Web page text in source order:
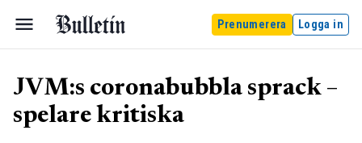
Prenumerera Logga in
JVM:s coronabubbla sprack –
spelare kritiska